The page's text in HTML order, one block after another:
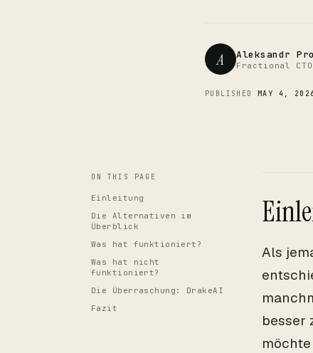
A Aleksandr
Fractional
PUBLISHED MAY 4,
ON THIS PAGE
Einleitung
Die Alternativen im
Überblick
Was hat funktioniert?
Was hat nicht
funktioniert?
Die Überraschung: DrakeAI
Fazit
Als
besser